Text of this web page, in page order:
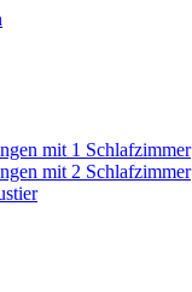
mit 1 Schlafzimmer
mit 2 Schlafzimmer